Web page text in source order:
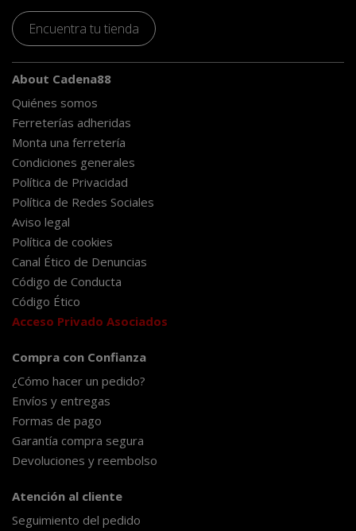
Encuentra tu tienda
About Cadena88
Quiénes somos
Ferreterías adheridas
Monta una ferretería
Condiciones generales
Política de Privacidad
Política de Redes Sociales
Aviso legal
Política de cookies
Canal Ético de Denuncias
Código de Conducta
Código Ético
Acceso Privado Asociados
Compra con Confianza
¿Cómo hacer un pedido?
Envíos y entregas
Formas de pago
Garantía compra segura
Devoluciones y reembolso
Atención al cliente
Seguimiento del pedido